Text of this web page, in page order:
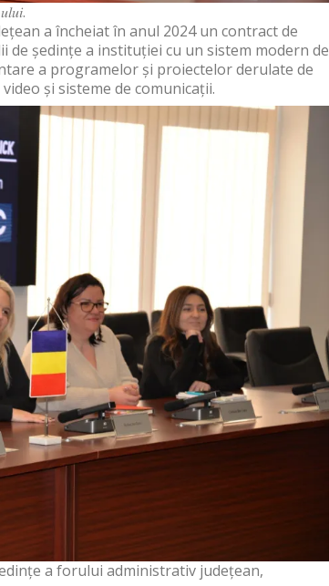
a încheiat în anul 2024 un contract de
ședințe a instituției cu un sistem modern de
a programelor și proiectelor derulate de
și sisteme de comunicații.
a forului administrativ județean,